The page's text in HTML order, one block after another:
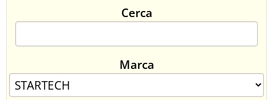
NEGOZI ON LINE
SINCRONIZZATI CON NOI
Cerca
Marca